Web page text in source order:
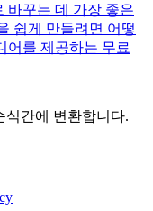
바꾸는 데 가장 좋은
쉽게 만들려면 어떻
어를 제공하는 무료
식간에 변환합니다.